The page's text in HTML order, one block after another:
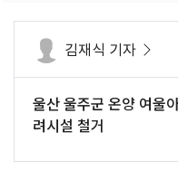
김재식 기자
울산 울주군 온양 여울
려시설 철거